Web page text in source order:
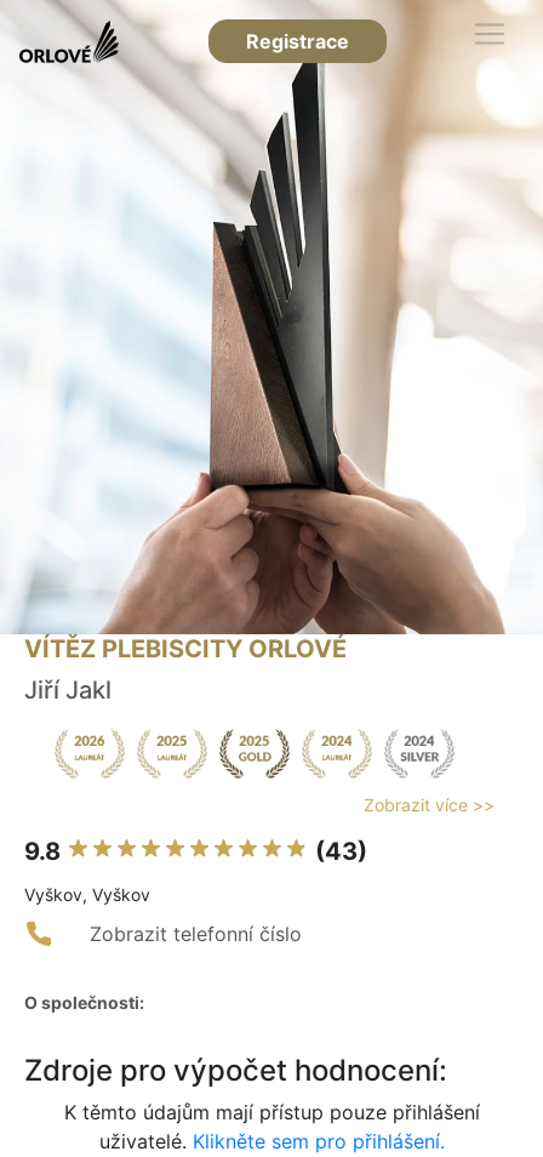
Registrace
VÍTĚZ PLEBISCITY ORLOVÉ
Jiří Jakl
Zobrazit více >>
9.8 (43)
Vyškov, Vyškov
Zobrazit telefonní číslo
O společnosti:
Zdroje pro výpočet hodnocení:
K těmto údajům mají přístup pouze přihlášení
uživatelé. Klikněte sem pro přihlášení.